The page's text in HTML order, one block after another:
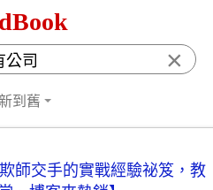
×
到舊
師交手的實戰經驗祕笈，教